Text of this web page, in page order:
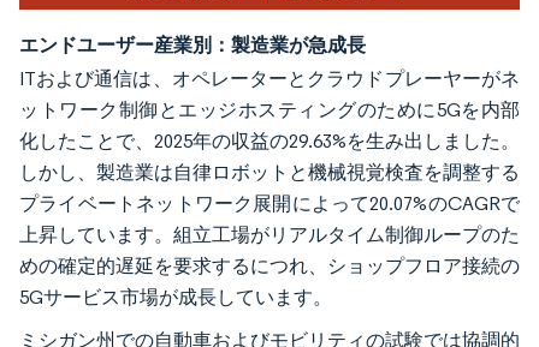
エンドユーザー産業別：製造業が急成長
ITおよび通信は、オペレーターとクラウドプレーヤーがネ
ットワーク制御とエッジホスティングのために5Gを内部
化したことで、2025年の収益の29.63%を生み出しました。
しかし、製造業は自律ロボットと機械視覚検査を調整する
プライベートネットワーク展開によって20.07%のCAGRで
上昇しています。組立工場がリアルタイム制御ループのた
めの確定的遅延を要求するにつれ、ショップフロア接続の
5Gサービス市場が成長しています。
ミシガン州での自動車およびモビリティの試験では協調的